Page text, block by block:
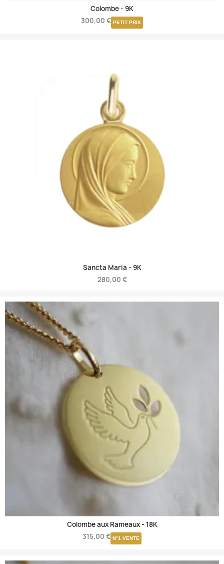
Colombe - 9K
300,00 € PETIT PRIX
Sancta Maria - 9K
280,00 €
Colombe aux Rameaux - 18K
315,00 € N°1 VENTE